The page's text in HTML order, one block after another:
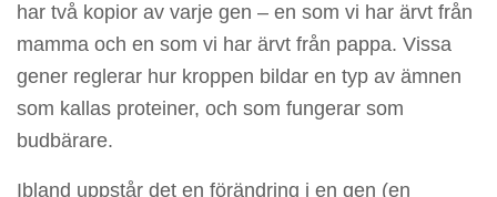
har två kopior av varje gen – en som vi har ärvt från
mamma och en som vi har ärvt från pappa. Vissa
gener reglerar hur kroppen bildar en typ av ämnen
som kallas proteiner, och som fungerar som
budbärare.
Ibland uppstår det en förändring i en gen (en